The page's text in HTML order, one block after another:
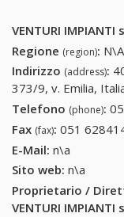
VENTURI IMPIANTI
Regione (region):
Indirizzo (address):
373/9, v. Emilia,
Telefono (phone):
Fax (fax): 051
E-Mail: n\a
Sito web: n\a
Proprietario /
VENTURI IMPIANTI